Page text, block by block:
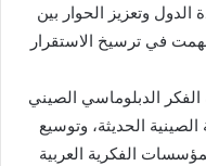
الدول وتعزيز الحوار بين
في ترسيخ الاستقرار
الدبلوماسي الصيني
الحديثة، وتوسيع
الفكرية العربية